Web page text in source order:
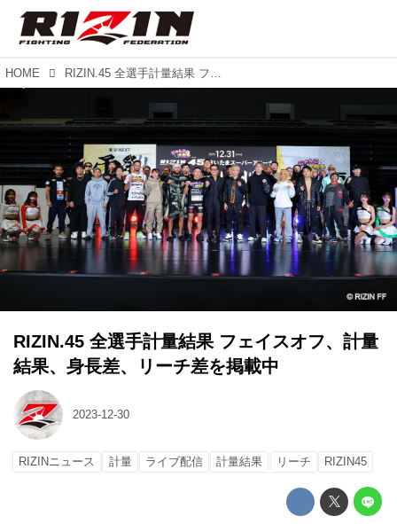
HOME RIZIN.45 全選手計量結果 フェイスオフ、計量結果、身長差、リーチ差を掲載中
RIZIN.45 全選手計量結果 フェイスオフ、計量
結果、身長差、リーチ差を掲載中
2023-12-30
RIZINニュース 計量 ライブ配信 計量結果 リーチ RIZIN45